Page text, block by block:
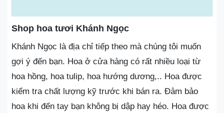
Shop hoa tươi Khánh Ngọc
Khánh Ngọc là địa chỉ tiếp theo mà chúng tôi muốn
gợi ý đến bạn. Hoa ở cửa hàng có rất nhiều loại từ
hoa hồng, hoa tulip, hoa hướng dương,.. Hoa được
kiểm tra chất lượng kỹ trước khi bán ra. Đảm bảo
hoa khi đến tay bạn không bị dập hay héo. Hoa được